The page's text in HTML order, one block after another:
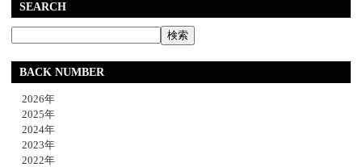
SEARCH
BACK NUMBER
2026年
2025年
2024年
2023年
2022年